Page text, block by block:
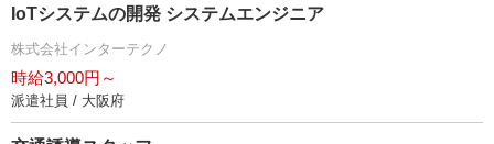
IoTシステムの開発 システムエンジニア
株式会社インターテクノ
時給3,000円～
派遣社員 / 大阪府